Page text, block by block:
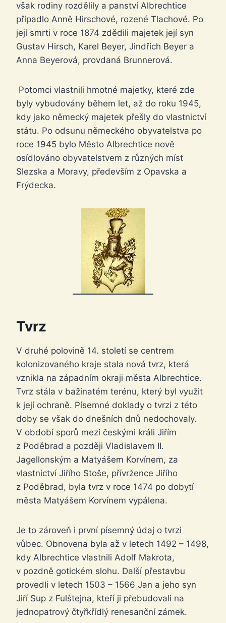
však rodiny rozdělily a panství Albrechtice
připadlo Anně Hirschové, rozené Tlachové. Po
její smrti v roce 1874 zdědili majetek její syn
Gustav Hirsch, Karel Beyer, Jindřich Beyer a
Anna Beyerová, provdaná Brunnerová.
Potomci vlastnili hmotné majetky, které zde
byly vybudovány během let, až do roku 1945,
kdy jako německý majetek přešly do vlastnictví
státu. Po odsunu německého obyvatelstva po
roce 1945 bylo Město Albrechtice nově
osídlováno obyvatelstvem z různých míst
Slezska a Moravy, především z Opavska a
Frýdecka.
Tvrz
V druhé polovině 14. století se centrem
kolonizovaného kraje stala nová tvrz, která
vznikla na západním okraji města Albrechtice.
Tvrz stála v bažinatém terénu, který byl využit
k její ochraně. Písemné doklady o tvrzi z této
doby se však do dnešních dnů nedochovaly.
V období sporů mezi českými králi Jiřím
z Poděbrad a později Vladislavem II.
Jagellonským a Matyášem Korvínem, za
vlastnictví Jiřího Stoše, přívržence Jiřího
z Poděbrad, byla tvrz v roce 1474 po dobytí
města Matyášem Korvínem vypálena.
Je to zároveň i první písemný údaj o tvrzi
vůbec. Obnovena byla až v letech 1492 – 1498,
kdy Albrechtice vlastnili Adolf Makrota,
v pozdně gotickém slohu. Další přestavbu
provedli v letech 1503 – 1566 Jan a jeho syn
Jiří Sup z Fulštejna, kteří ji přebudovali na
jednopatrový čtyřkřídlý renesanční zámek.